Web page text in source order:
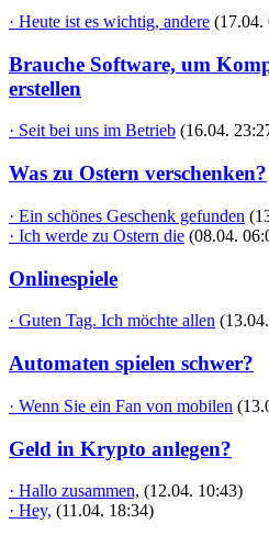
· Heute ist es wichtig, andere (17.04.
Brauche Software, um
erstellen
· Seit bei uns im Betrieb (16.04.
Was zu Ostern verschenken?
· Ein schönes Geschenk gefunden
· Ich werde zu Ostern die (08.04.
Onlinespiele
· Guten Tag. Ich möchte allen
Automaten spielen schwer?
· Wenn Sie ein Fan von mobilen
Geld in Krypto anlegen?
· Hallo zusammen, (12.04. 10:43)
· Hey, (11.04. 18:34)